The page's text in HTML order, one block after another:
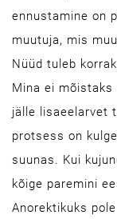
ennustamine on
muutuja, mis
Nüüd tuleb
Mina ei
jälle lisaeelarvet
protsess on
suunas. Kui
kõige paremini
Anorektikuks